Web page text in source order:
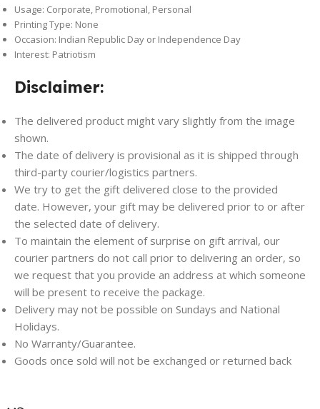
Usage: Corporate, Promotional, Personal
Printing Type: None
Occasion: Indian Republic Day or Independence Day
Interest: Patriotism
Disclaimer:
The delivered product might vary slightly from the image
shown.
The date of delivery is provisional as it is shipped through
third-party courier/logistics partners.
We try to get the gift delivered close to the provided
date. However, your gift may be delivered prior to or after
the selected date of delivery.
To maintain the element of surprise on gift arrival, our
courier partners do not call prior to delivering an order, so
we request that you provide an address at which someone
will be present to receive the package.
Delivery may not be possible on Sundays and National
Holidays.
No Warranty/Guarantee.
Goods once sold will not be exchanged or returned back